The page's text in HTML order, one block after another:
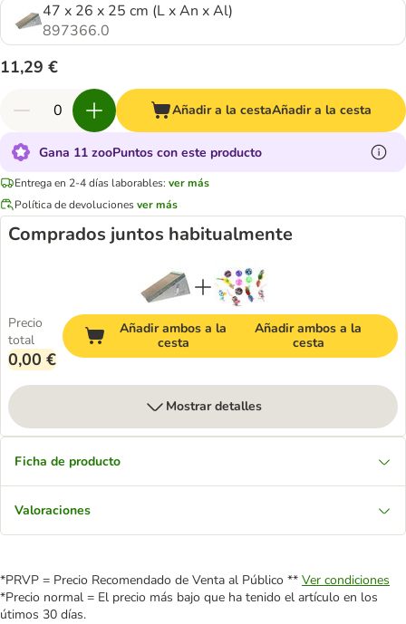
47 x 26 x 25 cm (L x An x Al)
897366.0
11,29 €
Añadir a la cestaAñadir a la cesta
Gana 11 zooPuntos con este producto
Entrega en 2-4 días laborables: ver más
Política de devolucionesver más
Comprados juntos habitualmente
Precio
total
0,00 €
Añadir ambos a la
cesta
Añadir ambos a la
cesta
Mostrar detalles
Ficha de producto
Valoraciones
*PRVP = Precio Recomendado de Venta al Público ** Ver condiciones
*Precio normal = El precio más bajo que ha tenido el artículo en los
útimos 30 días.